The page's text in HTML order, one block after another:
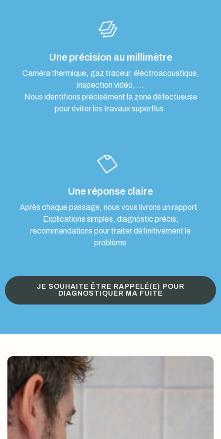
Une précision au millimètre
Caméra thermique, gaz traceur, électroacoustique,
inspection vidéo, …
Nous identifions précisément la zone défectueuse
pour éviter les travaux superflus.
Une réponse claire
Après chaque passage, nous vous livrons un rapport :
Explications simples, diagnostic précis,
recommandations pour traiter définitivement le
problème
JE SOUHAITE ÊTRE RAPPELÉ(E) POUR
DIAGNOSTIQUER MA FUITE